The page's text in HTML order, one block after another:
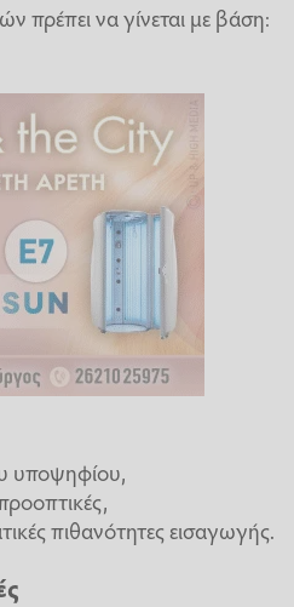
πρέπει να γίνεται με βάση:
υποψηφίου,
πιθανότητες εισαγωγής.